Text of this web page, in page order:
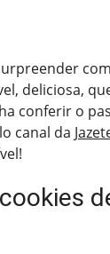
deliciosa,
conferir o
canal da